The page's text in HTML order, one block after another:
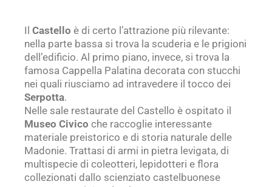
IlCastello è di certo l’attrazione più rilevante:
nella parte bassa si trova la scuderia e le prigioni
dell’edificio. Al primo piano, invece, si trova la
famosa Cappella Palatina decorata con stucchi
nei quali riusciamo ad intravedere il tocco dei
Serpotta.
Nelle sale restaurate del Castello è ospitato il
Museo Civico che raccoglie interessante
materiale preistorico e di storia naturale delle
Madonie. Trattasi di armi in pietra levigata, di
multispecie di coleotteri, lepidotteri e flora
collezionati dallo scienziato castelbuonese